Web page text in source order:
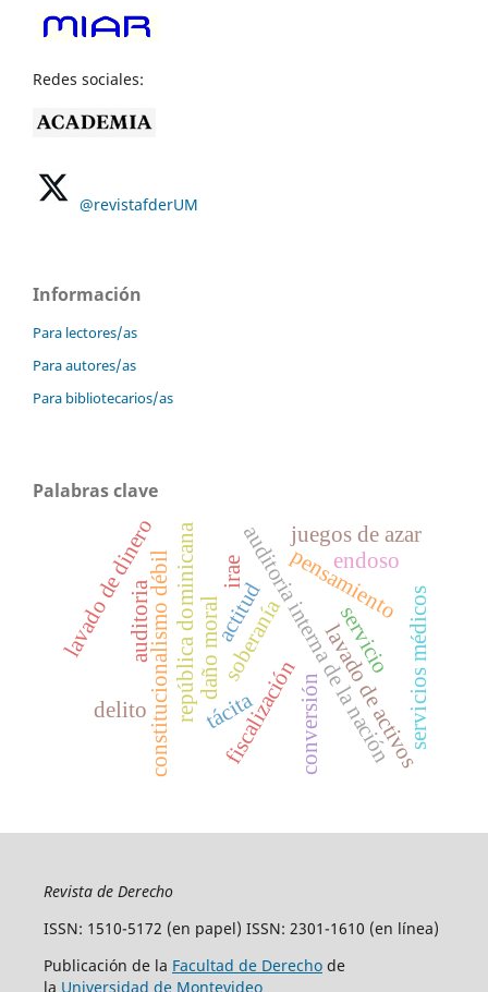
Redes sociales:
@revistafderUM
Información
Para lectores/as
Para autores/as
Para bibliotecarios/as
Palabras clave
constitucionalismo débilrepública dominicana fiscalización
auditoria auditoria interna de la nación
soberanía
pensamiento
actitud
lavado de activos
lavado de dinero
delito
daño moral servicios médicos
irae
juegos de azar
conversión
tácita
servicio
endoso
Revista de Derecho
ISSN: 1510-5172 (en papel) ISSN: 2301-1610 (en línea)
Publicación de la Facultad de Derechode
la Universidad de Montevideo